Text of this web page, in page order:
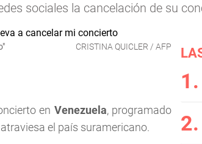
sociales la cancelación de su
CRISTINA QUICLER / AFP
en Venezuela, programado
el país suramericano.